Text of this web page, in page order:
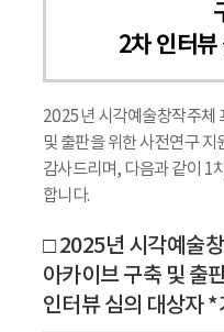
2차 인터뷰
2025년 시각예술창작주체
및 출판을 위한 사전연구 지
감사드리며, 다음과 같이 1
합니다.
□ 2025년 시각예술
아카이브 구축 및 출
인터뷰 심의 대상자